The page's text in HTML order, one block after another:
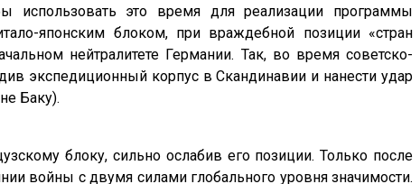
использовать это время для реализации программы
японским блоком, при враждебной позиции «стран
нейтралитете Германии. Так, во время советско-
экспедиционный корпус в Скандинавии и нанести удар
Баку).
блоку, сильно ослабив его позиции. Только после
войны с двумя силами глобального уровня значимости.